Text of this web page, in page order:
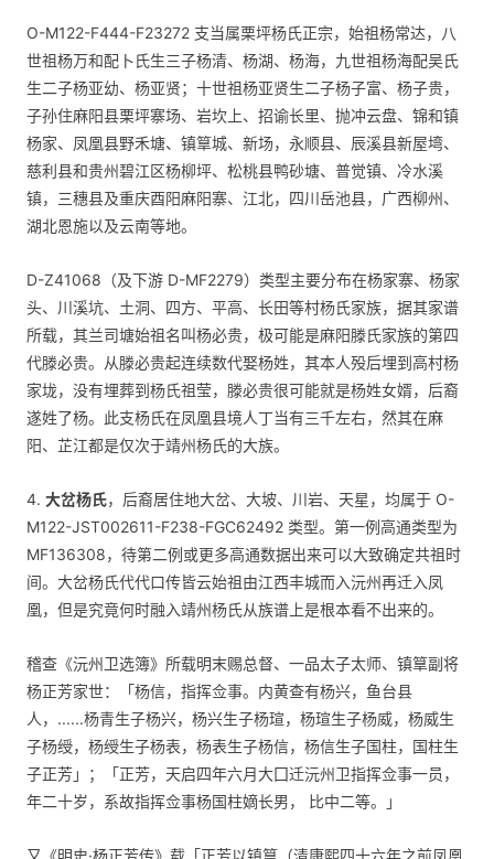
O-M122-F444-F23272 支当属栗坪杨氏正宗，始祖杨常达，八
世祖杨万和配卜氏生三子杨清、杨湖、杨海，九世祖杨海配吴氏
生二子杨亚幼、杨亚贤；十世祖杨亚贤生二子杨子富、杨子贵，
子孙住麻阳县栗坪寨场、岩坎上、招谕长里、抛冲云盘、锦和镇
杨家、凤凰县野禾塘、镇筸城、新场，永顺县、辰溪县新屋塆、
慈利县和贵州碧江区杨柳坪、松桃县鸭砂塘、普觉镇、冷水溪
镇，三穗县及重庆酉阳麻阳寨、江北，四川岳池县，广西柳州、
湖北恩施以及云南等地。
D-Z41068（及下游 D-MF2279）类型主要分布在杨家寨、杨家
头、川溪坑、土洞、四方、平高、长田等村杨氏家族，据其家谱
所载，其兰司塘始祖名叫杨必贵，极可能是麻阳滕氏家族的第四
代滕必贵。从滕必贵起连续数代娶杨姓，其本人殁后埋到高村杨
家垅，没有埋葬到杨氏祖莹，滕必贵很可能就是杨姓女婿，后裔
遂姓了杨。此支杨氏在凤凰县境人丁当有三千左右，然其在麻
阳、芷江都是仅次于靖州杨氏的大族。
4. 大岔杨氏，后裔居住地大岔、大坡、川岩、天星，均属于 O-
M122-JST002611-F238-FGC62492 类型。第一例高通类型为
MF136308，待第二例或更多高通数据出来可以大致确定共祖时
间。大岔杨氏代代口传皆云始祖由江西丰城而入沅州再迁入凤
凰，但是究竟何时融入靖州杨氏从族谱上是根本看不出来的。
稽查《沅州卫选簿》所载明末赐总督、一品太子太师、镇筸副将
杨正芳家世：「杨信，指挥佥事。内黄查有杨兴，鱼台县
人，......杨青生子杨兴，杨兴生子杨瑄，杨瑄生子杨威，杨威生
子杨绶，杨绶生子杨表，杨表生子杨信，杨信生子国柱，国柱生
子正芳」；「正芳，天启四年六月大囗迁沅州卫指挥佥事一员，
年二十岁，系故指挥佥事杨国柱嫡长男， 比中二等。」